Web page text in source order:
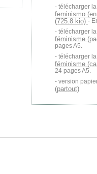
télécharger
feminismo
(725.8 kio) -
télécharger
féminisme
pages A5.
télécharger
féminisme
24 pages A5.
version
(partout)